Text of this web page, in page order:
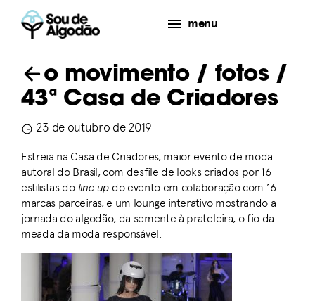
menu
o movimento/fotos/
43ª Casa de Criadores
23 de outubro de 2019
Estreia na Casa de Criadores, maior evento de moda
autoral do Brasil, com desfile de looks criados por 16
estilistas do line up do evento em colaboração com 16
marcas parceiras, e um lounge interativo mostrando a
jornada do algodão, da semente à prateleira, o fio da
meada da moda responsável.